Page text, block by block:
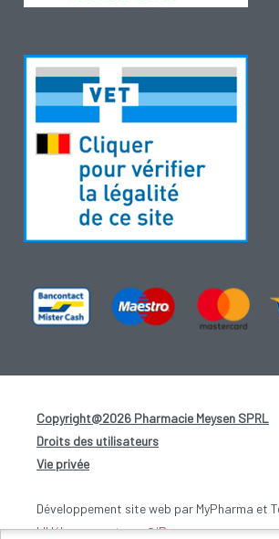
Copyright@2026 Pharmacie Meysen SPRL
Droits des utilisateurs
Vie privée
Développement site web par MyPharma et
L'Hébergement par @iPower